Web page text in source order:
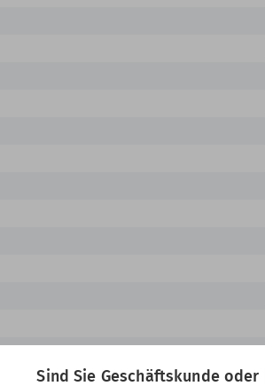
Sind Sie Geschäftskunde oder